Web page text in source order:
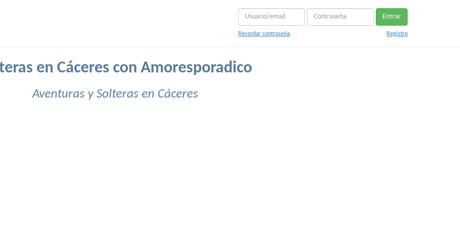
Entrar
Recordar contraseña Registro
en Cáceres con Amoresporadico
Aventuras y Solteras en Cáceres